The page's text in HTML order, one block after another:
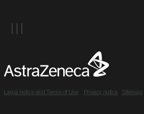
Legal notice and Terms of Use Privacy notice Sitemap